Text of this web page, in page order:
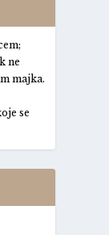
ne
majka.
se